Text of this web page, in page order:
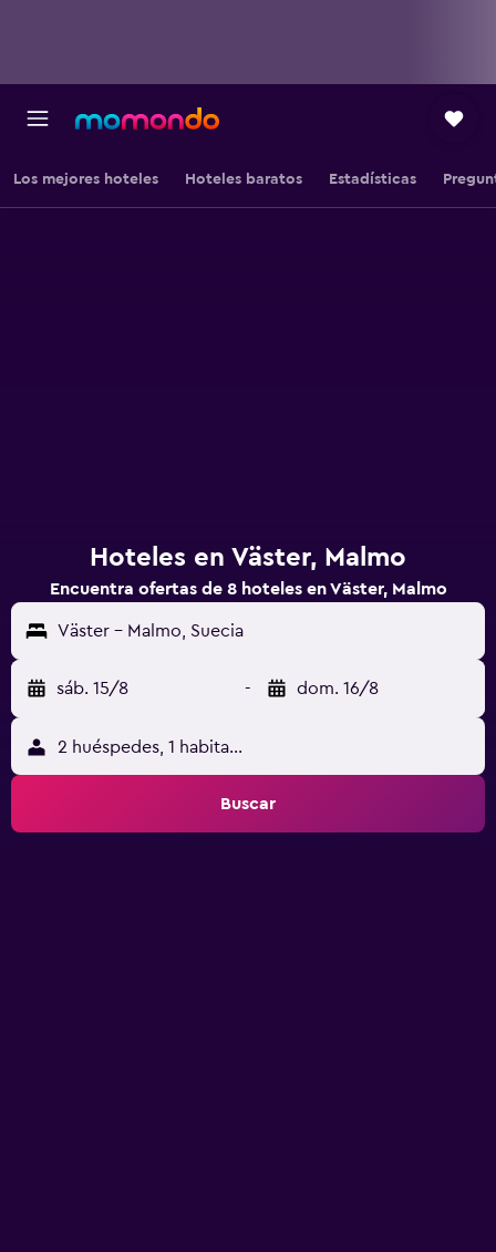
Los mejores hoteles Hoteles baratos Estadísticas
Hoteles en Väster, Malmo
Encuentra ofertas de 8 hoteles en Väster, Malmo
Väster - Malmo, Suecia
sáb. 15/8 - dom. 16/8
2 huéspedes, 1 habitación
Buscar